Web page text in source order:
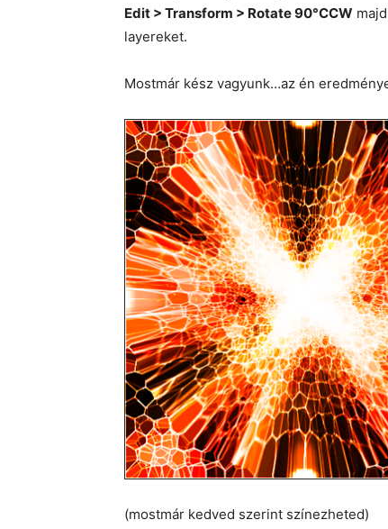
Edit > Transform > Rotate 90°CCW
layereket.
Mostmár kész vagyunk…az én
(mostmár kedved szerint színezheted)